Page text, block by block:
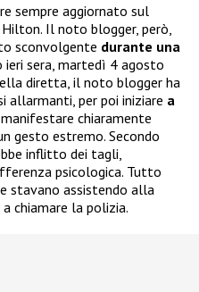
sempre aggiornato sul
Il noto blogger, però,
sconvolgente durante una
ieri sera, martedì 4 agosto
diretta, il noto blogger ha
allarmanti, per poi iniziare a
chiaramente
gesto estremo. Secondo
inflitto dei tagli,
psicologica. Tutto
stavano assistendo alla
chiamare la polizia.